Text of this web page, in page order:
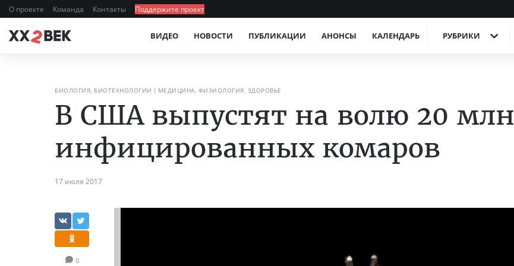
О проекте Команда Контакты Поддержите проект
ВИДЕО НОВОСТИ ПУБЛИКАЦИИ АНОНСЫ КАЛЕНДАРЬ РУБРИКИ
БИОЛОГИЯ, БИОТЕХНОЛОГИИ МЕДИЦИНА, ФИЗИОЛОГИЯ, ЗДОРОВЬЕ
В США выпустят на волю 20 млн
инфицированных комаров
17 июля 2017
0